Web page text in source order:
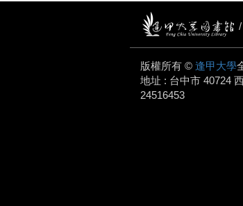
/
版權所有 © 逢甲大學
地址 : 台中市 40724
24516453